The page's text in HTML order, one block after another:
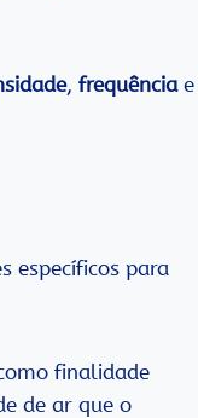
, frequência e
específicos para
finalidade
de ar que o